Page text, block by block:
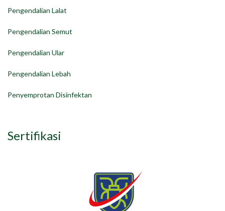
Pengendalian Lalat
Pengendalian Semut
Pengendalian Ular
Pengendalian Lebah
Penyemprotan Disinfektan
Sertifikasi